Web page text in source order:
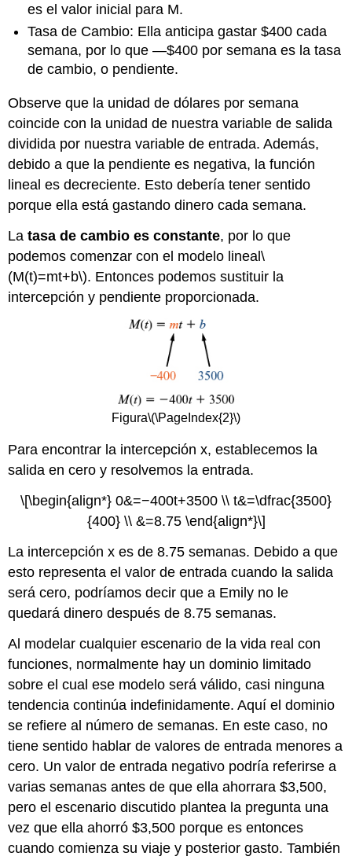
es el valor inicial para M.
Tasa de Cambio: Ella anticipa gastar $400 cada
semana, por lo que —$400 por semana es la tasa
de cambio, o pendiente.
Observe que la unidad de dólares por semana
coincide con la unidad de nuestra variable de salida
dividida por nuestra variable de entrada. Además,
debido a que la pendiente es negativa, la función
lineal es decreciente. Esto debería tener sentido
porque ella está gastando dinero cada semana.
Latasa de cambio es constante, por lo que
podemos comenzar con el modelo lineal\
(M(t)=mt+b\). Entonces podemos sustituir la
intercepción y pendiente proporcionada.
Figura\(\PageIndex{2}\)
Para encontrar la intercepción x, establecemos la
salida en cero y resolvemos la entrada.
\[\begin{align*} 0&=−400t+3500 \\ t&=\dfrac{3500}
{400} \\ &=8.75 \end{align*}\]
La intercepción x es de 8.75 semanas. Debido a que
esto representa el valor de entrada cuando la salida
será cero, podríamos decir que a Emily no le
quedará dinero después de 8.75 semanas.
Al modelar cualquier escenario de la vida real con
funciones, normalmente hay un dominio limitado
sobre el cual ese modelo será válido, casi ninguna
tendencia continúa indefinidamente. Aquí el dominio
se refiere al número de semanas. En este caso, no
tiene sentido hablar de valores de entrada menores a
cero. Un valor de entrada negativo podría referirse a
varias semanas antes de que ella ahorrara $3,500,
pero el escenario discutido plantea la pregunta una
vez que ella ahorró $3,500 porque es entonces
cuando comienza su viaje y posterior gasto. También